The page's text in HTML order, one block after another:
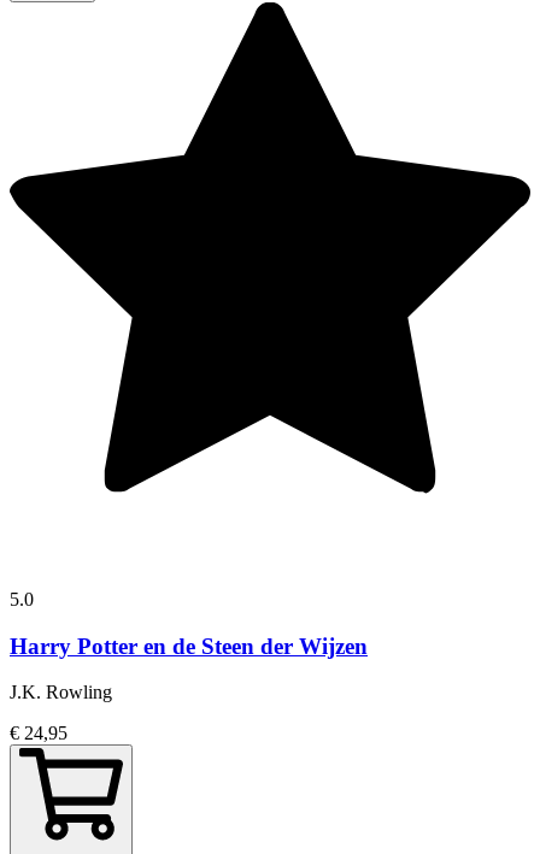
5.0
Harry Potter en de Steen der Wijzen
J.K. Rowling
€ 24,95